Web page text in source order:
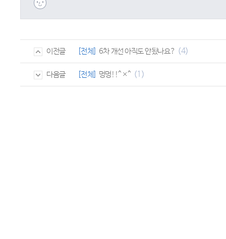
이전글 [전체] 6차 개선 아직도 안됬나요? (4)
다음글 [전체] 멍멍!!^×^ (1)